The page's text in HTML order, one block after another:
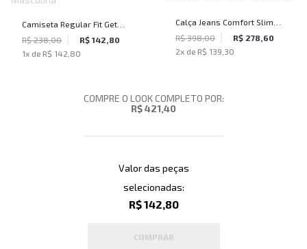
Camiseta Regular Fit Get
Lucky Bege John John
Masculina
R$ 238,00
R$ 142,80
1x de R$ 142,80
Calça Jeans Comfort Slim
Windsor John John Masculina
R$ 398,00
R$ 278,60
2x de R$ 139,30
COMPRE O LOOK COMPLETO POR:
R$ 421,40
Valor das peças
selecionadas:
R$ 142,80
COMPRAR